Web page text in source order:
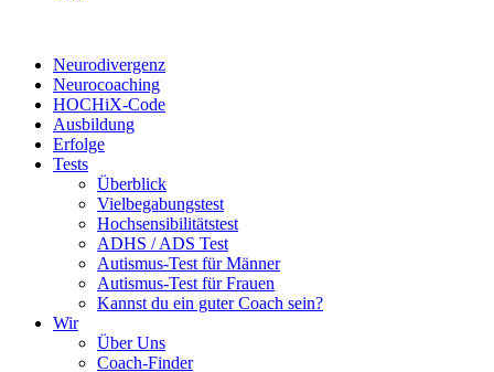
Neurodivergenz
Neurocoaching
HOCHiX-Code
Ausbildung
Erfolge
Tests
Überblick
Vielbegabungstest
Hochsensibilitätstest
ADHS / ADS Test
Autismus-Test für Männer
Autismus-Test für Frauen
Kannst du ein guter Coach sein?
Wir
Über Uns
Coach-Finder